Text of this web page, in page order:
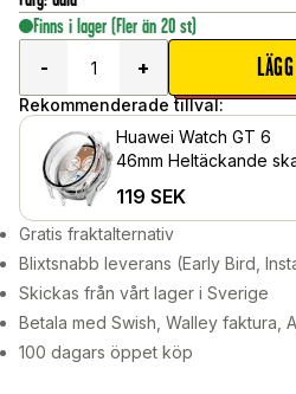
Finns i lager (Fler än 20 st)
-
+
Rekommenderade tillval:
Huawei Watch GT 6
46mm Heltäckande
Genomskinlig
119 SEK
Gratis fraktalternativ
Blixtsnabb leverans (Early Bird,
Skickas från vårt lager i Sverige
Betala med Swish, Walley faktura,
100 dagars öppet köp